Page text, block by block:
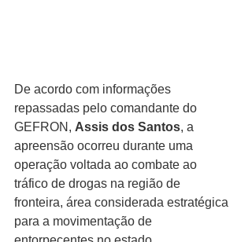
De acordo com informações
repassadas pelo comandante do
GEFRON, Assis dos Santos, a
apreensão ocorreu durante uma
operação voltada ao combate ao
tráfico de drogas na região de
fronteira, área considerada estratégica
para a movimentação de